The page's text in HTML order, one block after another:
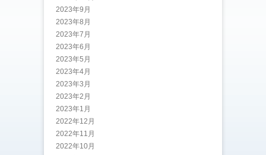
2023年9月
2023年8月
2023年7月
2023年6月
2023年5月
2023年4月
2023年3月
2023年2月
2023年1月
2022年12月
2022年11月
2022年10月